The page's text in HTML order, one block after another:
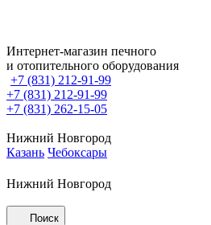
Интернет-магазин печного
и отопительного оборудования
+7 (831) 212-91-99
+7 (831) 212-91-99
+7 (831) 262-15-05
Нижний Новгород
Казань Чебоксары
Нижний Новгород
Поиск